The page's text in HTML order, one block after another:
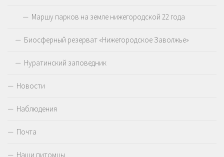
Маршу парков на земле нижегородской 22 года
Биосферный резерват «Нижегородское Заволжье»
Нуратинский заповедник
Новости
Наблюдения
Почта
Наши питомцы